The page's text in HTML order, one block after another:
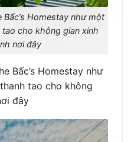
Homestay như một
cho không gian xinh
nơi đây
Bấc’s Homestay như
tao cho không
đây